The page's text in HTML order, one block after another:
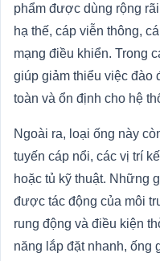
phẩm được dùng rộng
hạ thế, cáp viễn thông,
mạng điều khiển. Trong
giúp giảm thiểu việc đào
toàn và ổn định cho hệ
Ngoài ra, loại ống này
tuyến cáp nổi, các vị trí
hoặc tủ kỹ thuật. Những
được tác động của môi
rung động và điều kiện
năng lắp đặt nhanh, ống